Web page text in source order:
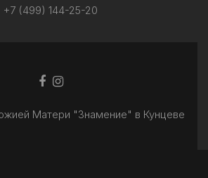
+7 (499) 144-25-20
Facebook
Ссылка
Матери "Знамение" в Кунцеве